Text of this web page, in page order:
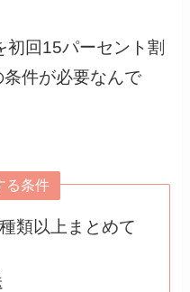
回15パーセント割
件が必要なんで
る条件
類以上まとめて